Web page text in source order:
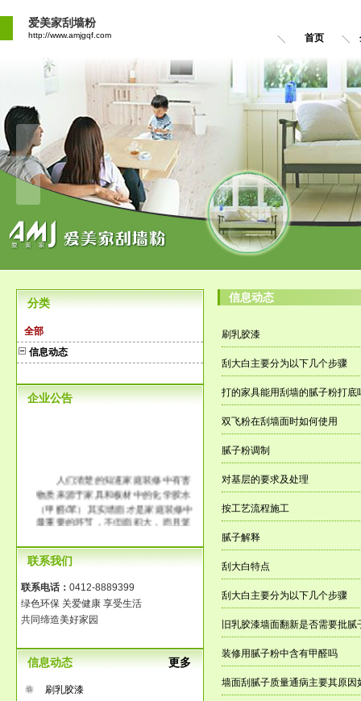
爱美家刮墙粉
http://www.amjgqf.com 首页
分类
全部
信息动态
企业公告
人们清楚的知道家庭装修中有害
物质来源于家具和板材中的化学胶水
（甲醛/苯）其实墙面才是家庭装修中
最重要的环节，不但面积大，而且笼
量的化学胶水，它的释放时间长达3-8
年，长时间在一个污染的环境中生
联系我们
联系电话： 0412-8889399
绿色环保 关爱健康 享受生活
共同缔造美好家园
更多
信息动态
刷乳胶漆
信息动态
刷乳胶漆
刮大白主要分为以下几个步骤
打的家具能用刮墙的腻子粉打底
双飞粉在刮墙面时如何使用
腻子粉调制
对基层的要求及处理
按工艺流程施工
腻子解释
刮大白特点
刮大白主要分为以下几个步骤
旧乳胶漆墙面翻新是否需要批腻
装修用腻子粉中含有甲醛吗
墙面刮腻子质量通病主要其原因